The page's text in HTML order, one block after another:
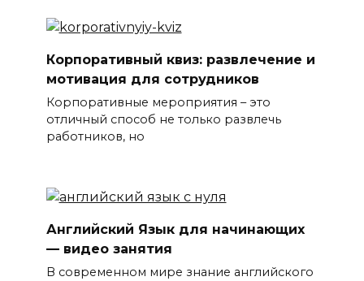
Корпоративный квиз: развлечение и
мотивация для сотрудников
Корпоративные мероприятия – это
отличный способ не только развлечь
работников, но
Английский Язык для начинающих
— видео занятия
В современном мире знание английского